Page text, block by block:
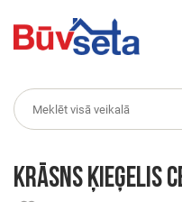
Krāsns ķieģelis